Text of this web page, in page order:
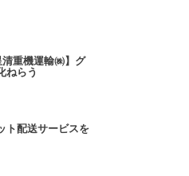
清重機運輸㈱】グ
ねらう
ト配送サービスを